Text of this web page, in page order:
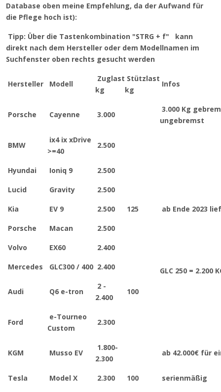
Database oben meine Empfehlung, da der Aufwand für
die Pflege hoch ist):
Tipp: Über die Tastenkombination "STRG + f" kann
direkt nach dem Hersteller oder dem Modellnamen im
Suchfenster oben rechts gesucht werden
Hersteller Modell
Zuglast
kg
Stützlast
kg
Infos
Porsche Cayenne 3.000
3.000 Kg
ungebremst
BMW
ix4 ix xDrive
>=40
2.500
Hyundai Ioniq 9 2.500
Lucid Gravity 2.500
Kia EV 9 2.500 125 ab Ende 2023
Porsche Macan 2.500
Volvo EX60 2.400
Mercedes GLC300 / 400 2.400 GLC 250 = 2.200
Audi Q6 e-tron
2 -
2.400
100
Ford
e-Tourneo
Custom
2.300
KGM Musso EV
1.800-
2.300
ab 42.000€ für
Tesla Model X 2.300 100 serienmäßig